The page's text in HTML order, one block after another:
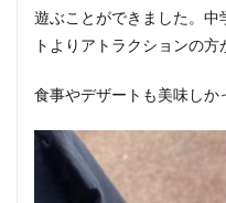
遊ぶことができました。
トよりアトラクションの方
食事やデザートも美味しか